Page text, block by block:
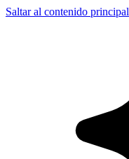
Saltar al contenido principal